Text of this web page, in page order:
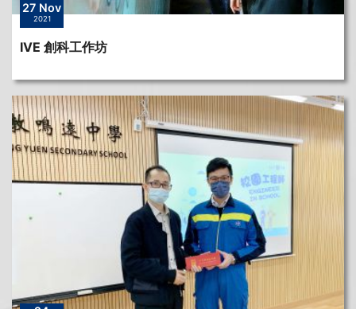
27 Nov
2021
IVE 創科工作坊